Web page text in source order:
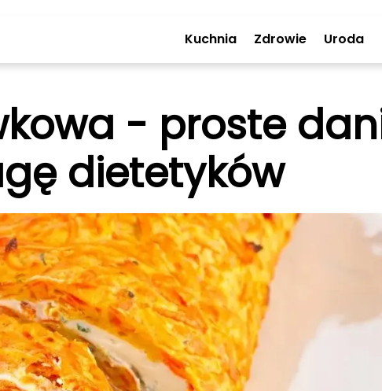
Kuchnia Zdrowie Uroda
- proste
dietetyków